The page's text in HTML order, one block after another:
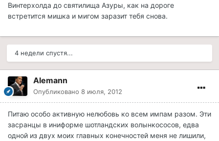
Винтерхолда до святилища Азуры, как на дороге
встретится мишка и мигом заразит тебя снова.
4 недели спустя...
Alemann
Опубликовано 8 июля, 2012
Питаю особо активную нелюбовь ко всем импам разом. Эти
засранцы в иниформе шотландских волынкососов, едва
одной из двух моих главных конечностей меня не лишили,